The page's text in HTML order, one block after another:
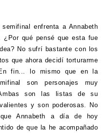
semifinal enfrenta a Annabeth
¿Por qué pensé que esta fue
No sufrí bastante con los
que ahora decidí torturarme
fin... lo mismo que en la
son personajes muy
son las listas de su
y son poderosas. No
Annabeth a día de hoy
de que la he acompañado